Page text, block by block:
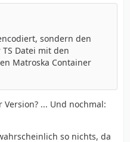
sondern den
Datei mit den
Matroska Container
... Und nochmal:
so nichts, da